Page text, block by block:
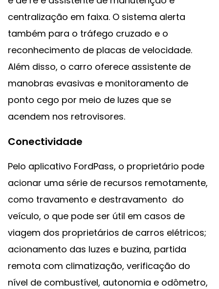
centralização em faixa. O sistema alerta
também para o tráfego cruzado e o
reconhecimento de placas de velocidade.
Além disso, o carro oferece assistente de
manobras evasivas e monitoramento de
ponto cego por meio de luzes que se
acendem nos retrovisores.
Conectividade
Pelo aplicativo FordPass, o proprietário pode
acionar uma série de recursos remotamente,
como travamento e destravamento do
veículo, o que pode ser útil em casos de
viagem dos proprietários de carros elétricos;
acionamento das luzes e buzina, partida
remota com climatização, verificação do
nível de combustível, autonomia e odômetro,